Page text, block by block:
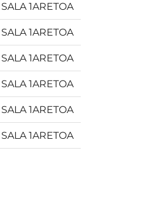
SALA 1ARETOA
SALA 1ARETOA
SALA 1ARETOA
SALA 1ARETOA
SALA 1ARETOA
SALA 1ARETOA